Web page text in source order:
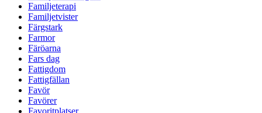
Familjeterapi
Familjetvister
Färgstark
Farmor
Färöarna
Fars dag
Fattigdom
Fattigfällan
Favör
Favörer
Favoritplatser